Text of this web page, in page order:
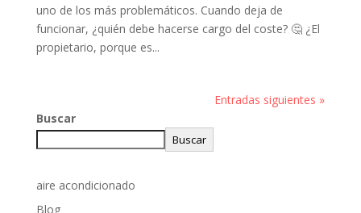
uno de los más problemáticos. Cuando deja de
funcionar, ¿quién debe hacerse cargo del coste? 🤔 ¿El
propietario, porque es...
Entradas siguientes »
Buscar
Buscar
aire acondicionado
Blog